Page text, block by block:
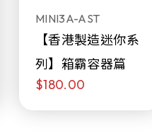
MINI3A-AST
【香港製造迷你系
列】箱霸容器篇
$180.00